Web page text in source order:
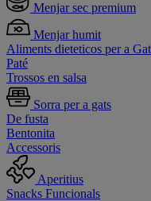
Menjar sec premium
Menjar humit
Aliments dieteticos per a
Paté
Trossos en salsa
Sorra per a gats
De fusta
Bentonita
Accessoris
Aperitius
Snacks Funcionals